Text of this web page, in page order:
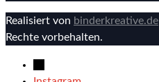
Realisiert von binderkreative.de
Rechte vorbehalten.